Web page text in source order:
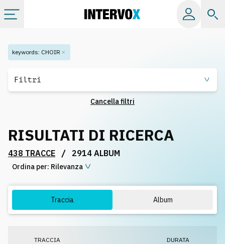
Categorie
Playlist
Licenze
keywords: CHOIR
Filtri
Cancella filtri
RISULTATI DI RICERCA
438 TRACCE / 2914 ALBUM
Ordina per: Rilevanza
Traccia Album
TRACCIA DURATA